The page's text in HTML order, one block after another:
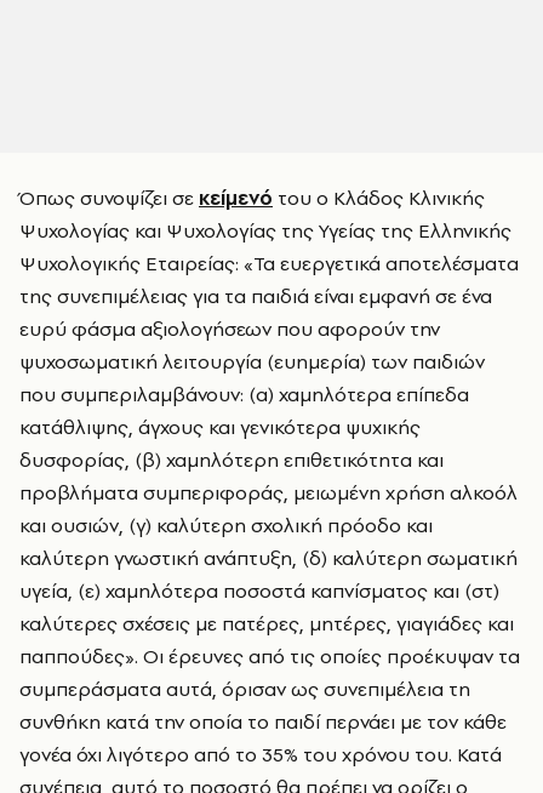
Όπως συνοψίζει σε κείμενό του ο Κλάδος Κλινικής
Ψυχολογίας και Ψυχολογίας της Υγείας της Ελληνικής
Ψυχολογικής Εταιρείας: «Τα ευεργετικά αποτελέσματα
της συνεπιμέλειας για τα παιδιά είναι εμφανή σε ένα
ευρύ φάσμα αξιολογήσεων που αφορούν την
ψυχοσωματική λειτουργία (ευημερία) των παιδιών
που συμπεριλαμβάνουν: (α) χαμηλότερα επίπεδα
κατάθλιψης, άγχους και γενικότερα ψυχικής
δυσφορίας, (β) χαμηλότερη επιθετικότητα και
προβλήματα συμπεριφοράς, μειωμένη χρήση αλκοόλ
και ουσιών, (γ) καλύτερη σχολική πρόοδο και
καλύτερη γνωστική ανάπτυξη, (δ) καλύτερη σωματική
υγεία, (ε) χαμηλότερα ποσοστά καπνίσματος και (στ)
καλύτερες σχέσεις με πατέρες, μητέρες, γιαγιάδες και
παππούδες». Οι έρευνες από τις οποίες προέκυψαν τα
συμπεράσματα αυτά, όρισαν ως συνεπιμέλεια τη
συνθήκη κατά την οποία το παιδί περνάει με τον κάθε
γονέα όχι λιγότερο από το 35% του χρόνου του. Κατά
συνέπεια, αυτό το ποσοστό θα πρέπει να ορίζει ο